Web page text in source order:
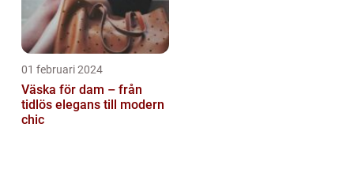
01 februari 2024
Väska för dam – från
tidlös elegans till modern
chic